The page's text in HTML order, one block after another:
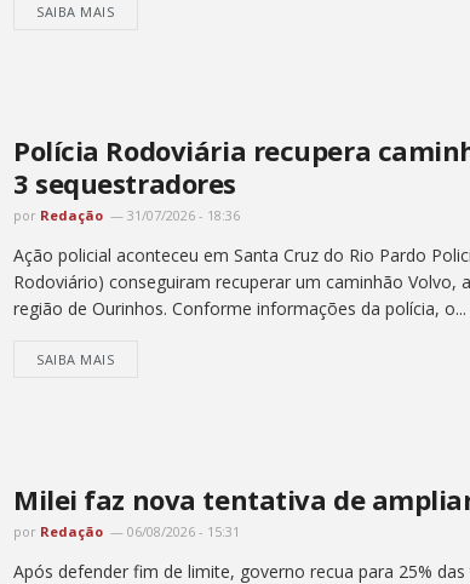
SAIBA MAIS
Polícia Rodoviária recupera
3 sequestradores
por Redação 31/07/2026 - 18:36
Ação policial aconteceu em Santa Cruz do Rio Pardo
Rodoviário) conseguiram recuperar um caminhão Volvo,
região de Ourinhos. Conforme informações da polícia, o...
SAIBA MAIS
Milei faz nova tentativa de
por Redação 06/08/2026 - 15:31
Após defender fim de limite, governo recua para 25%